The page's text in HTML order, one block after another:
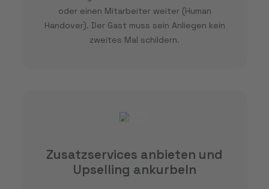
oder einen Mitarbeiter weiter (Human
Handover). Der Gast muss sein Anliegen kein
zweites Mal schildern.
Zusatzservices anbieten und
Upselling ankurbeln